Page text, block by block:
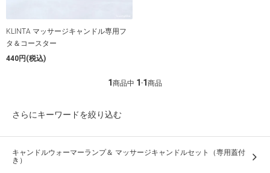
KLINTA マッサージキャンドル専用フ
タ＆コースター
440円(税込)
1 商品中 1 -1 商品
さらにキーワードを絞り込む
キャンドルウォーマーランプ＆ マッサージキャンドルセット（専用蓋付
き）